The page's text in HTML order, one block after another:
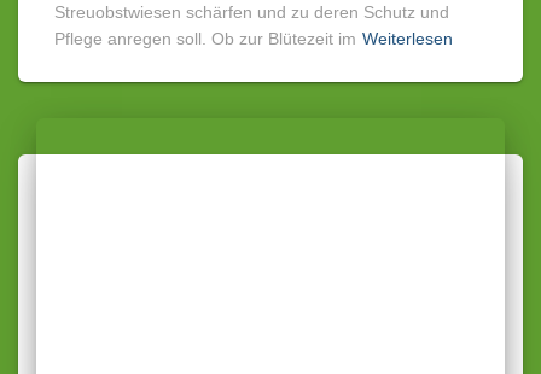
Streuobstwiesen schärfen und zu deren Schutz und
Pflege anregen soll. Ob zur Blütezeit im Weiterlesen